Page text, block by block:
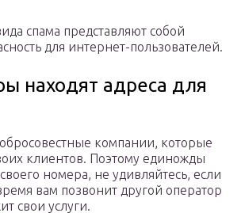
спама представляют собой
для интернет-пользователей.
находят адреса для
компании, которые
клиентов. Поэтому единожды
номера, не удивляйтесь, если
вам позвонит другой оператор
свои услуги.